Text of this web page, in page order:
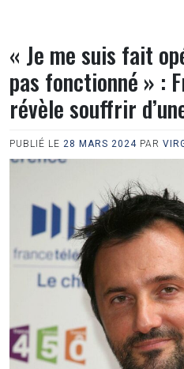
« Je me suis fait
pas fonctionné » :
révèle souffrir
PUBLIÉ LE 28 MARS 2024 PAR